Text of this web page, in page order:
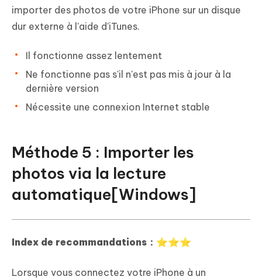
importer des photos de votre iPhone sur un disque
dur externe à l'aide d'iTunes.
Il fonctionne assez lentement
Ne fonctionne pas s'il n'est pas mis à jour à la
dernière version
Nécessite une connexion Internet stable
Méthode 5 : Importer les
photos via la lecture
automatique[Windows]
Index de recommandations：⭐⭐⭐
Lorsque vous connectez votre iPhone à un